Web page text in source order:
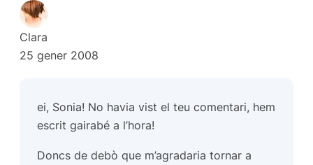
Clara
25 gener 2008
ei, Sonia! No havia vist el teu comentari, hem
escrit gairabé a l’hora!
Doncs de debò que m’agradaria tornar a